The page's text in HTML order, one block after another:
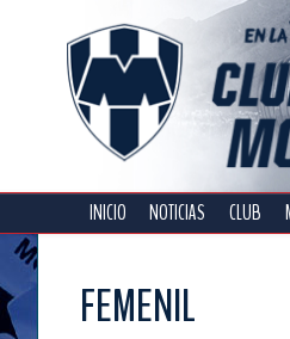
INICIO NOTICIAS CLUB
FEMENIL